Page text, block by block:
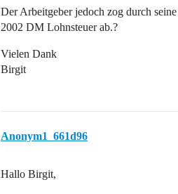
Der Arbeitgeber jedoch zog durch
2002 DM Lohnsteuer ab.?
Vielen Dank
Birgit
Anonym1_661d96
Hallo Birgit,